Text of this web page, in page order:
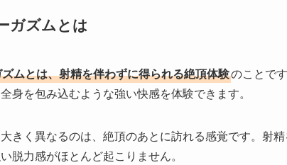
ガズムとは
ムとは、射精を伴わずに得られる絶頂体験のことで
身を包み込むような強い快感を体験できます。
きく異なるのは、絶頂のあとに訪れる感覚です。射
脱力感がほとんど起こりません。